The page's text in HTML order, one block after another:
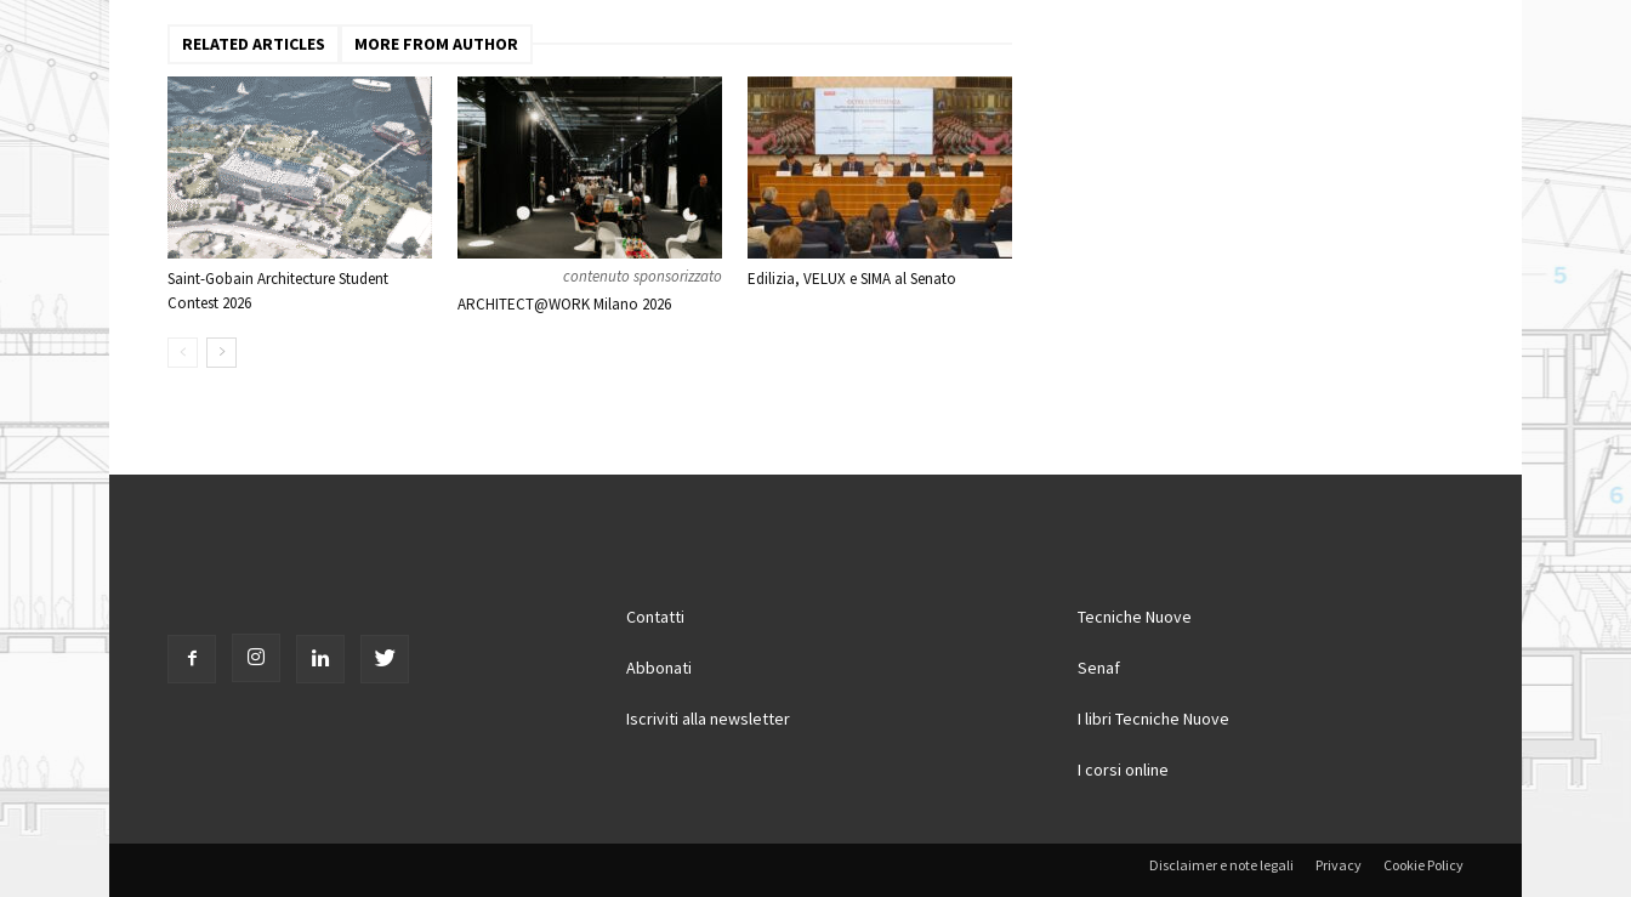
RELATED ARTICLES MORE FROM AUTHOR
Saint-Gobain Architecture Student
Contest 2026
contenuto sponsorizzato
ARCHITECT@WORK Milano 2026
Edilizia, VELUX e SIMA al Senato
Contatti
Abbonati
Iscriviti alla newsletter
Tecniche Nuove
Senaf
I libri Tecniche Nuove
I corsi online
Disclaimer e note legali Privacy Cookie Policy